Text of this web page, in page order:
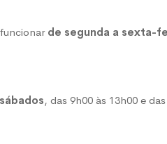
de segunda a sexta-
, das 9h00 às 13h00 e